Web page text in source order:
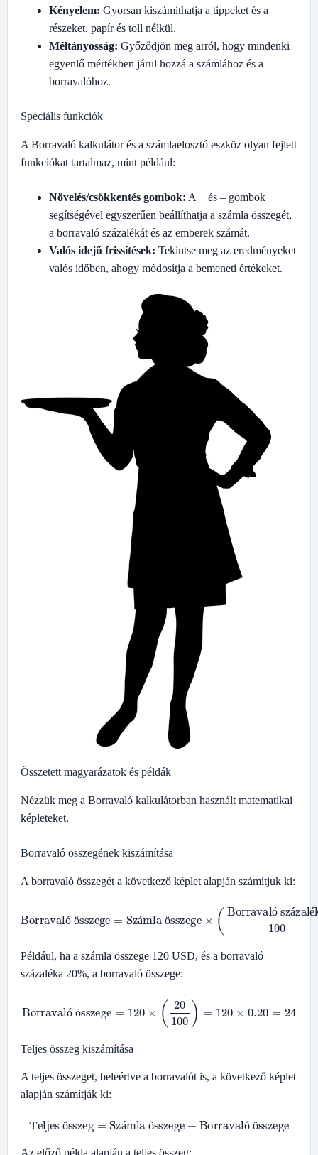
Kényelem: Gyorsan kiszámíthatja a tippeket és a
részeket, papír és toll nélkül.
Méltányosság: Győződjön meg arról, hogy mindenki
egyenlő mértékben járul hozzá a számlához és a
borravalóhoz.
Speciális funkciók
A Borravaló kalkulátor és a számlaelosztó eszköz olyan fejlett
funkciókat tartalmaz, mint például:
Növelés/csökkentés gombok: A + és – gombok
segítségével egyszerűen beállíthatja a számla összegét,
a borravaló százalékát és az emberek számát.
Valós idejű frissítések: Tekintse meg az eredményeket
valós időben, ahogy módosítja a bemeneti értékeket.
Összetett magyarázatok és példák
Nézzük meg a Borravaló kalkulátorban használt matematikai
képleteket.
Borravaló összegének kiszámítása
A borravaló összegét a következő képlet alapján számítjuk ki:
ó ö á ö
ó á é
× (
Például, ha a számla összege 120 USD, és a borravaló
százaléka 20%, a borravaló összege:
ó ö
×( 20100
Teljes összeg kiszámítása
A teljes összeget, beleértve a borravalót is, a következő képlet
alapján számítják ki:
ö á ö ó ö
Teljes összeg Számla összege + Borravaló összege
Az előző példa alapján a teljes összeg: